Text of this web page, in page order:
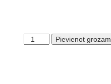
Brigita
daudzums
Pievienot grozam